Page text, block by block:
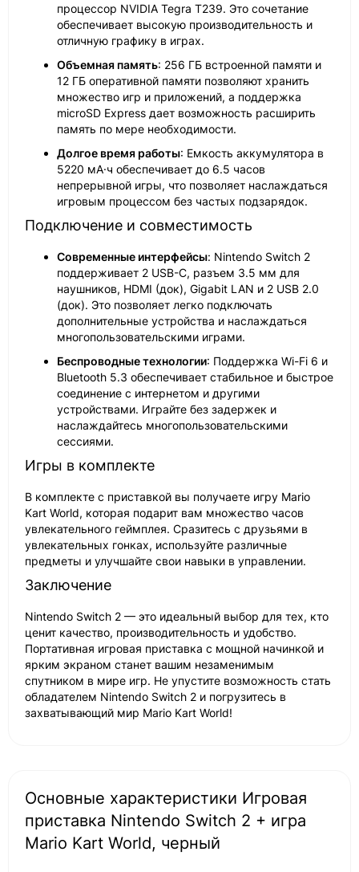
процессор NVIDIA Tegra T239. Это сочетание
обеспечивает высокую производительность и
отличную графику в играх.
Объемная память: 256 ГБ встроенной памяти и
12 ГБ оперативной памяти позволяют хранить
множество игр и приложений, а поддержка
microSD Express дает возможность расширить
память по мере необходимости.
Долгое время работы: Емкость аккумулятора в
5220 мА·ч обеспечивает до 6.5 часов
непрерывной игры, что позволяет наслаждаться
игровым процессом без частых подзарядок.
Подключение и совместимость
Современные интерфейсы: Nintendo Switch 2
поддерживает 2 USB-C, разъем 3.5 мм для
наушников, HDMI (док), Gigabit LAN и 2 USB 2.0
(док). Это позволяет легко подключать
дополнительные устройства и наслаждаться
многопользовательскими играми.
Беспроводные технологии: Поддержка Wi-Fi 6 и
Bluetooth 5.3 обеспечивает стабильное и быстрое
соединение с интернетом и другими
устройствами. Играйте без задержек и
наслаждайтесь многопользовательскими
сессиями.
Игры в комплекте
В комплекте с приставкой вы получаете игру Mario
Kart World, которая подарит вам множество часов
увлекательного геймплея. Сразитесь с друзьями в
увлекательных гонках, используйте различные
предметы и улучшайте свои навыки в управлении.
Заключение
Nintendo Switch 2 — это идеальный выбор для тех, кто
ценит качество, производительность и удобство.
Портативная игровая приставка с мощной начинкой и
ярким экраном станет вашим незаменимым
спутником в мире игр. Не упустите возможность стать
обладателем Nintendo Switch 2 и погрузитесь в
захватывающий мир Mario Kart World!
Основные характеристики Игровая
приставка Nintendo Switch 2 + игра
Mario Kart World, черный